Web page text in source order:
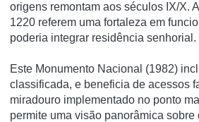
origens remontam aos séculos IX/X.
1220 referem uma fortaleza em
poderia integrar residência senhorial.
Este Monumento Nacional (1982)
classificada, e beneficia de acessos
miradouro implementado no ponto
permite uma visão panorâmica sobre